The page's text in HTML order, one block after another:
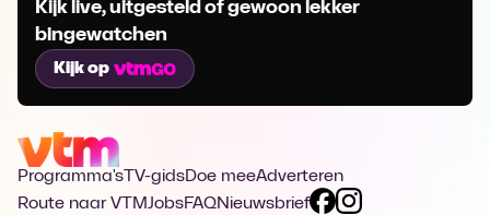
Kijk live, uitgesteld of gewoon lekker
bingewatchen
Kijk op
Programma's TV-gidsDoe meeAdverteren
Route naar VTMJobsFAQNieuwsbrief